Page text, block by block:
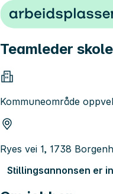
Hopp til innhold
Teamleder skole
Kommuneområde
Ryes vei 1, 1738
Stillingsannonsen er